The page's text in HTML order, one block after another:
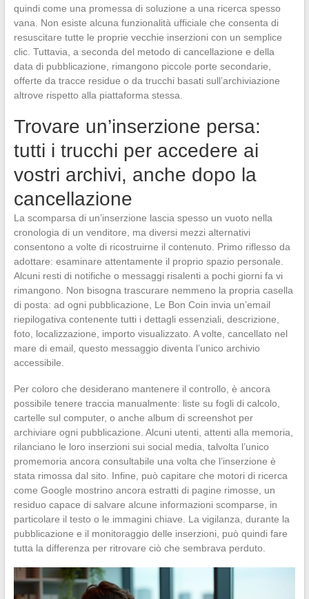
quindi come una promessa di soluzione a una ricerca spesso
vana. Non esiste alcuna funzionalità ufficiale che consenta di
resuscitare tutte le proprie vecchie inserzioni con un semplice
clic. Tuttavia, a seconda del metodo di cancellazione e della
data di pubblicazione, rimangono piccole porte secondarie,
offerte da tracce residue o da trucchi basati sull’archiviazione
altrove rispetto alla piattaforma stessa.
Trovare un’inserzione persa:
tutti i trucchi per accedere ai
vostri archivi, anche dopo la
cancellazione
La scomparsa di un’inserzione lascia spesso un vuoto nella
cronologia di un venditore, ma diversi mezzi alternativi
consentono a volte di ricostruirne il contenuto. Primo riflesso da
adottare: esaminare attentamente il proprio spazio personale.
Alcuni resti di notifiche o messaggi risalenti a pochi giorni fa vi
rimangono. Non bisogna trascurare nemmeno la propria casella
di posta: ad ogni pubblicazione, Le Bon Coin invia un’email
riepilogativa contenente tutti i dettagli essenziali, descrizione,
foto, localizzazione, importo visualizzato. A volte, cancellato nel
mare di email, questo messaggio diventa l’unico archivio
accessibile.
Per coloro che desiderano mantenere il controllo, è ancora
possibile tenere traccia manualmente: liste su fogli di calcolo,
cartelle sul computer, o anche album di screenshot per
archiviare ogni pubblicazione. Alcuni utenti, attenti alla memoria,
rilanciano le loro inserzioni sui social media, talvolta l’unico
promemoria ancora consultabile una volta che l’inserzione è
stata rimossa dal sito. Infine, può capitare che motori di ricerca
come Google mostrino ancora estratti di pagine rimosse, un
residuo capace di salvare alcune informazioni scomparse, in
particolare il testo o le immagini chiave. La vigilanza, durante la
pubblicazione e il monitoraggio delle inserzioni, può quindi fare
tutta la differenza per ritrovare ciò che sembrava perduto.